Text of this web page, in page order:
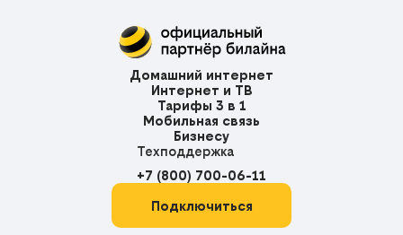
Домашний интернет
Интернет и ТВ
Тарифы 3 в 1
Мобильная связь
Бизнесу
Техподдержка
+7 (800) 700-06-11
Подключиться